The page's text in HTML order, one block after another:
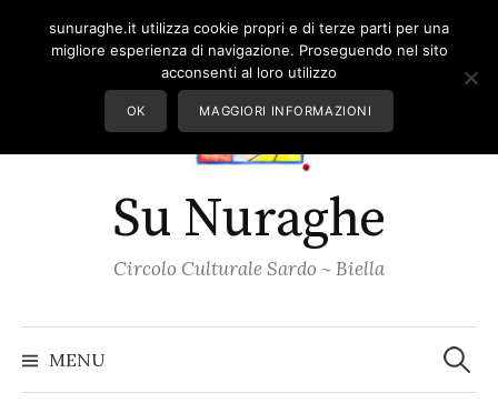
Su Nuraghe
Circolo Culturale Sardo ~ Biella
MENU per:
sunuraghe.it utilizza cookie propri e di terze parti per una
migliore esperienza di navigazione. Proseguendo nel sito
acconsenti al loro utilizzo
OK MAGGIORI INFORMAZIONI